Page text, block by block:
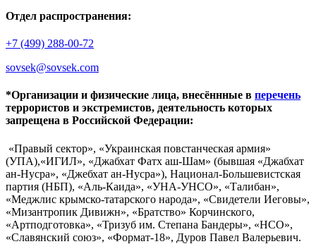
Отдел распространения:
+7 (499) 288-00-72
sovsek@sovsek.com
*Организации и физические лица, внесённные в перечень
террористов и экстремистов, деятельность которых
запрещена в Российской Федерации:
«Правый сектор», «Украинская повстанческая армия»
(УПА),«ИГИЛ», «Джабхат Фатх аш-Шам» (бывшая «Джабхат
ан-Нусра», «Джебхат ан-Нусра»), Национал-Большевистская
партия (НБП), «Аль-Каида», «УНА-УНСО», «Талибан»,
«Меджлис крымско-татарского народа», «Свидетели Иеговы»,
«Мизантропик Дивижн», «Братство» Корчинского,
«Артподготовка», «Тризуб им. Степана Бандеры», «НСО»,
«Славянский союз», «Формат-18», Дуров Павел Валерьевич.